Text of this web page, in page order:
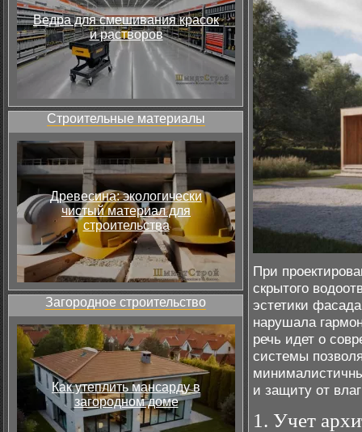
Ведра для смешивания красок
и растворов
Строительные материалы
Древесина: экологически
чистый материал для
строительства
Загородное строительство
Как утеплить мансарду в
загородном доме
При
скрытого
эстетики
нарушала
речь идет о
системы
и защиту от
1. Учет